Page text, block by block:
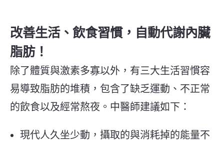
改善生活、飲食習慣，自動代謝內臟
脂肪！
除了體質與激素多寡以外，有三大生活習慣容
易導致脂肪的堆積，包含了缺乏運動、不正常
的飲食以及經常熬夜。 中醫師建議如下：
現代人久坐少動，攝取的與消耗掉的能量不